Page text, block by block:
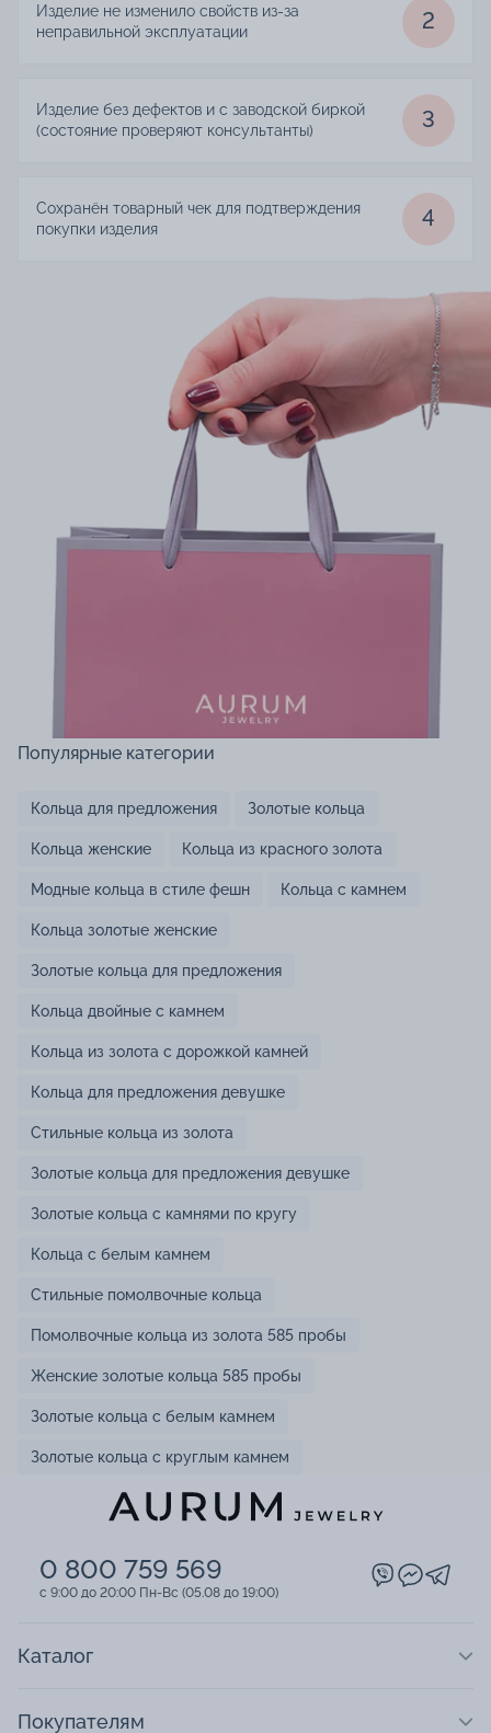
Изделие не изменило свойств из-за
неправильной эксплуатации
2
Изделие без дефектов и с заводской биркой
(состояние проверяют консультанты)
3
Сохранён товарный чек для подтверждения
покупки изделия
4
Популярные категории
Кольца для предложения Золотые кольца
Кольца женские Кольца из красного золота
Модные кольца в стиле фешн Кольца с камнем
Кольца золотые женские
Золотые кольца для предложения
Кольца двойные с камнем
Кольца из золота с дорожкой камней
Кольца для предложения девушке
Стильные кольца из золота
Золотые кольца для предложения девушке
Золотые кольца с камнями по кругу
Кольца с белым камнем
Стильные помолвочные кольца
Помолвочные кольца из золота 585 пробы
Женские золотые кольца 585 пробы
Золотые кольца с белым камнем
Золотые кольца с круглым камнем
0 800 759 569
c 9:00 до 20:00 Пн-Вс (05.08 до 19:00)
Каталог
Покупателям